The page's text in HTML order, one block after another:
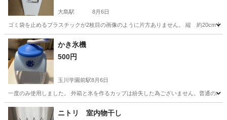
大島駅 8月6日
ゴミ袋を止めるプラスチックが2枚目の画像のように片方ありません。 縦 約20cm
東京 江東区 大島駅
かき氷機
500円
玉川学園前駅8月6日
一度のみ使用しました。 外箱と氷を作るカップは紛失した為ございません。普通の
東京 町田市 玉川学園前駅 調理器具
ニトリ 室内物干し